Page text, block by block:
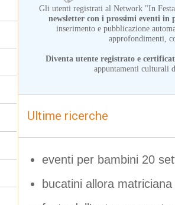
Gli utenti registrati al Network "In
newsletter con i prossimi eventi in
inserimento e pubblicazione
approfondimenti,
Diventa utente registrato e
appuntamenti culturali
Ultime ricerche
eventi per bambini 20
bucatini allora matriciana